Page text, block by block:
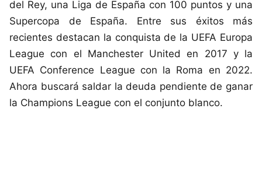
del Rey, una Liga de España con 100 puntos y una
Supercopa de España. Entre sus éxitos más
recientes destacan la conquista de la UEFA Europa
League con el Manchester United en 2017 y la
UEFA Conference League con la Roma en 2022.
Ahora buscará saldar la deuda pendiente de ganar
la Champions League con el conjunto blanco.